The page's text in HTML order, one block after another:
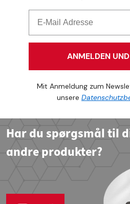
ANMELDEN
Mit Anmeldung zum
unsere
Har du spørgsmål til
andre produkter?